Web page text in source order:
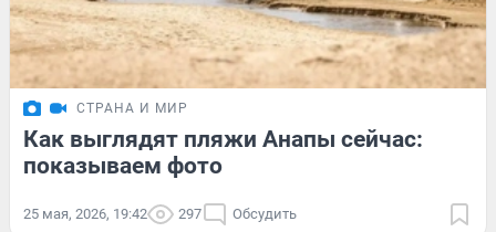
СТРАНА И МИР
Как выглядят пляжи Анапы сейчас:
показываем фото
25 мая, 2026, 19:42 297 Обсудить